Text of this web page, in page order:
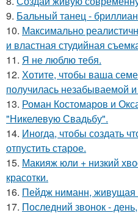
9. Бальный танец -
10. Максимально
и властная студийная
11. Я не люблю тебя.
12. Хотите, чтобы ваша
получилась незабываемой
13. Роман Костомаров и
"Никелевую Свадьбу".
14. Иногда, чтобы создать
отпустить старое.
15. Макияж юли + низкий
красотки.
16. Пейдж ниманн, живущая
17. Последний звонок -